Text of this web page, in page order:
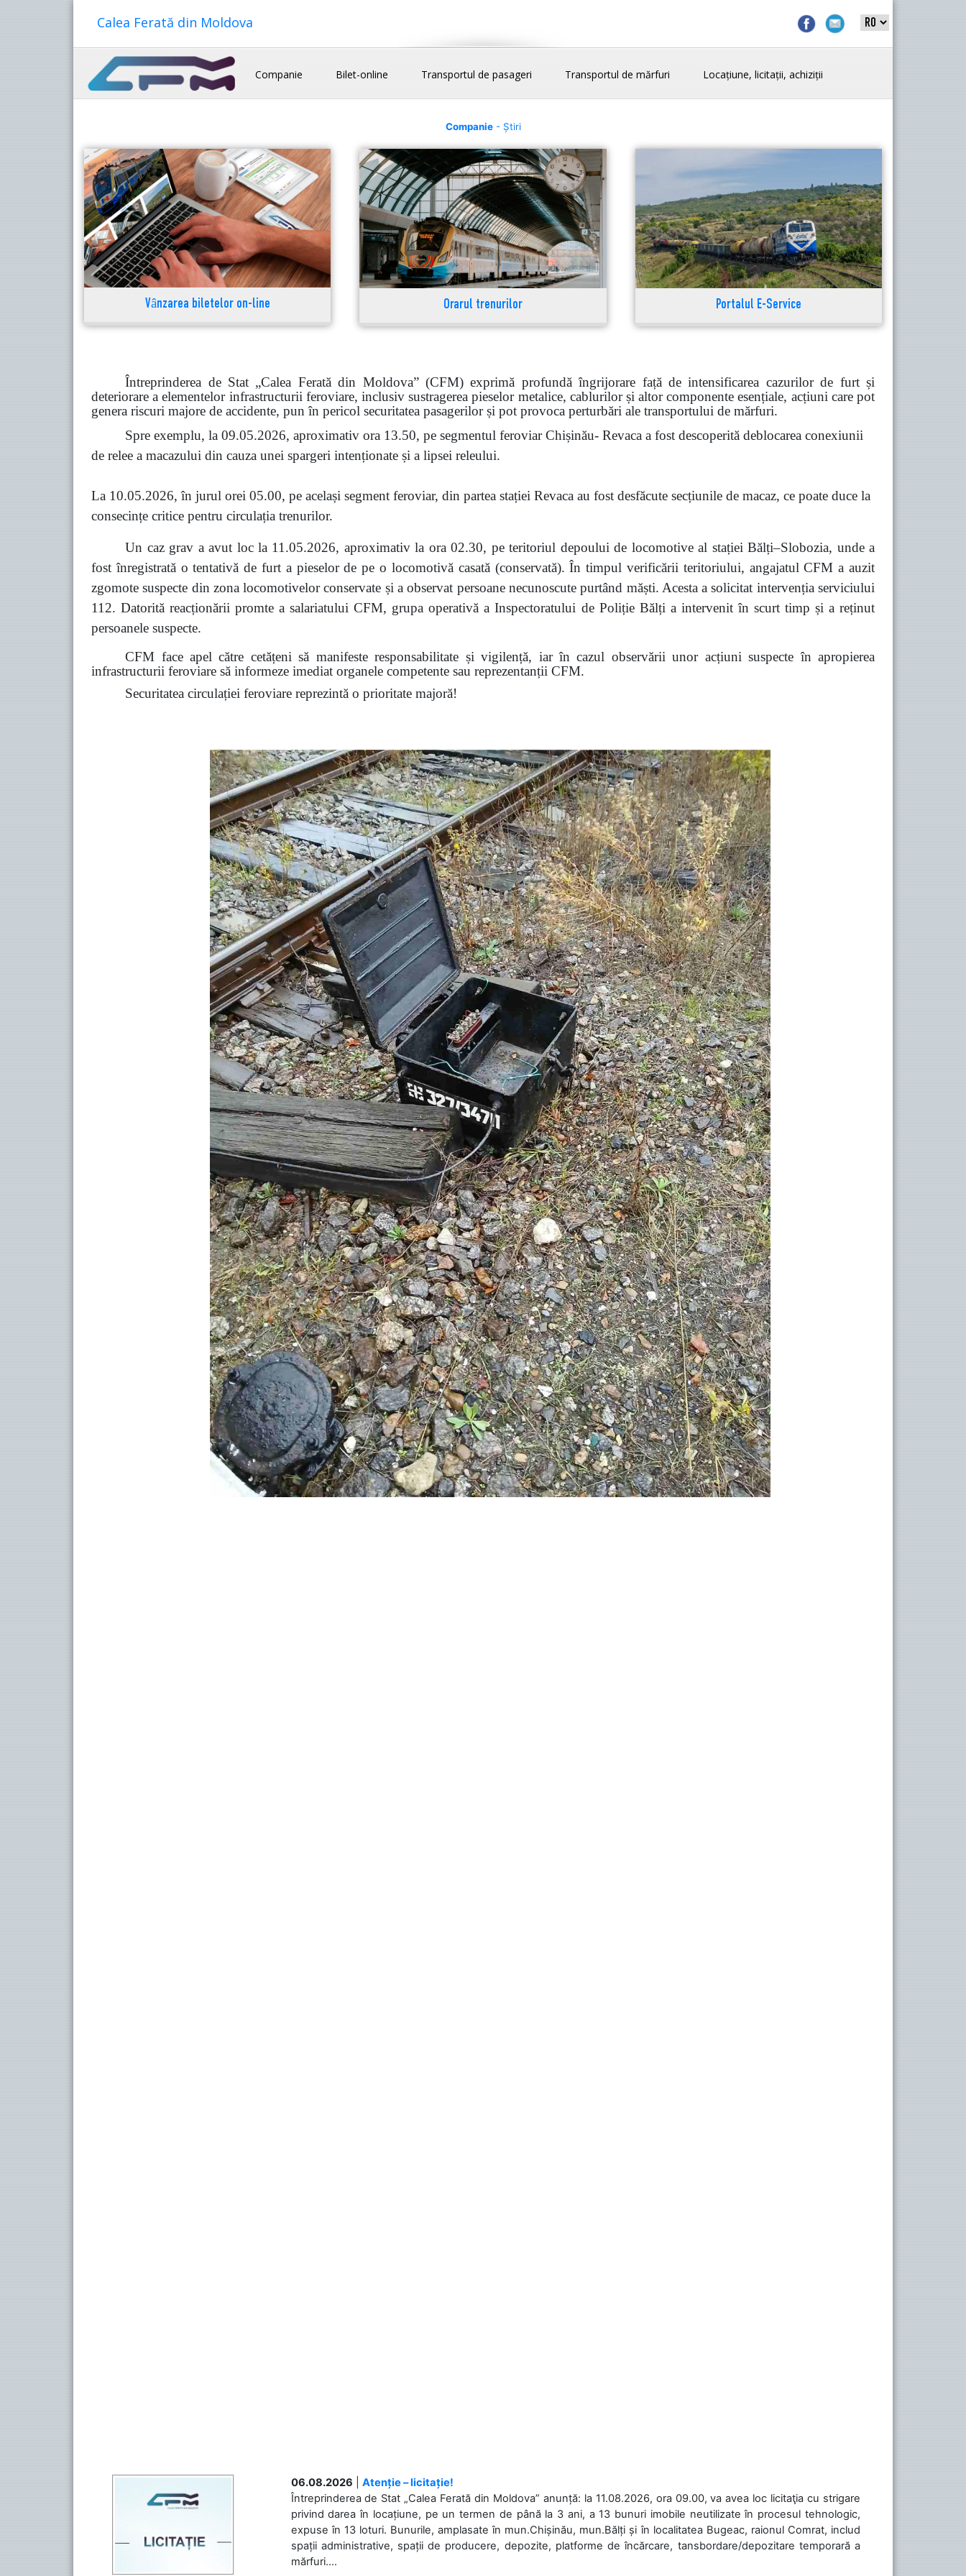
Calea Ferată din Moldova
Companie Bilet-online Transportul de pasageri Transportul de mărfuri Locațiune, licitații, achiziții
Companie- Știri
Vânzarea biletelor on-line Orarul trenurilor Portalul E-Service
Întreprinderea de Stat „Calea Ferată din Moldova” (CFM) exprimă profundă îngrijorare față de intensificarea cazurilor de furt și
deteriorare a elementelor infrastructurii feroviare, inclusiv sustragerea pieselor metalice, cablurilor și altor componente esențiale, acțiuni care pot
genera riscuri majore de accidente, pun în pericol securitatea pasagerilor și pot provoca perturbări ale transportului de mărfuri.
Spre exemplu, la 09.05.2026, aproximativ ora 13.50, pe segmentul feroviar Chișinău- Revaca a fost descoperită deblocarea conexiunii
de relee a macazului din cauza unei spargeri intenționate și a lipsei releului.
La 10.05.2026, în jurul orei 05.00, pe același segment feroviar, din partea stației Revaca au fost desfăcute secțiunile de macaz, ce poate duce la
consecințe critice pentru circulația trenurilor.
Un caz grav a avut loc la 11.05.2026, aproximativ la ora 02.30, pe teritoriul depoului de locomotive al stației Bălți–Slobozia, unde a
fost înregistrată o tentativă de furt a pieselor de pe o locomotivă casată (conservată). În timpul verificării teritoriului, angajatul CFM a auzit
zgomote suspecte din zona locomotivelor conservate și a observat persoane necunoscute purtând măști. Acesta a solicitat intervenția serviciului
112. Datorită reacționării promte a salariatului CFM, grupa operativă a Inspectoratului de Poliție Bălți a intervenit în scurt timp și a reținut
persoanele suspecte.
CFM face apel către cetățeni să manifeste responsabilitate și vigilență, iar în cazul observării unor acțiuni suspecte în apropierea
infrastructurii feroviare să informeze imediat organele competente sau reprezentanții CFM.
Securitatea circulației feroviare reprezintă o prioritate majoră!
06.08.2026
Atenție – licitație!
Întreprinderea de Stat „Calea Ferată din Moldova” anunță: la 11.08.2026, ora 09.00, va avea loc licitaţia cu strigare
privind darea în locațiune, pe un termen de până la 3 ani, a 13 bunuri imobile neutilizate în procesul tehnologic,
expuse în 13 loturi. Bunurile, amplasate în mun.Chișinău, mun.Bălți și în localitatea Bugeac, raionul Comrat, includ
spații administrative, spații de producere, depozite, platforme de încărcare, tansbordare/depozitare temporară a
mărfuri....